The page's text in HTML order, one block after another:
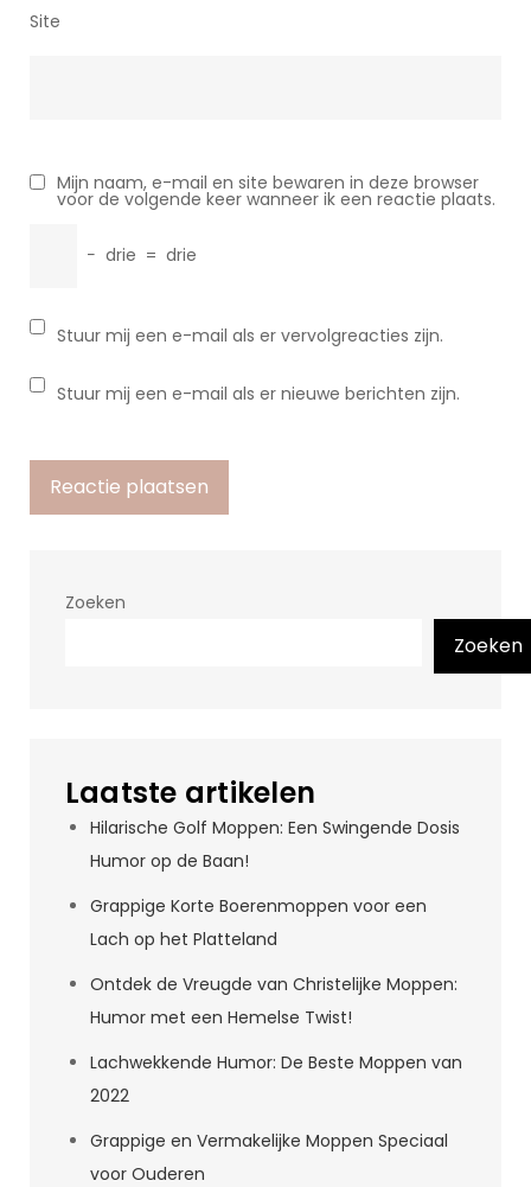
Site
Mijn naam, e-mail en site bewaren in deze browser
voor de volgende keer wanneer ik een reactie plaats.
− drie = drie
Stuur mij een e-mail als er vervolgreacties zijn.
Stuur mij een e-mail als er nieuwe berichten zijn.
Zoeken
Zoeken
Laatste artikelen
Hilarische Golf Moppen: Een Swingende Dosis
Humor op de Baan!
Grappige Korte Boerenmoppen voor een
Lach op het Platteland
Ontdek de Vreugde van Christelijke Moppen:
Humor met een Hemelse Twist!
Lachwekkende Humor: De Beste Moppen van
2022
Grappige en Vermakelijke Moppen Speciaal
voor Ouderen